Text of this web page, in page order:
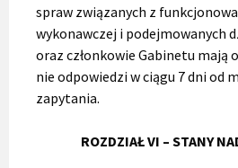
spraw związanych z
wykonawczej i podejmowanych
oraz członkowie Gabinetu mają
nie odpowiedzi w ciągu 7 dni od
zapytania.
ROZDZIAŁ VI – STANY